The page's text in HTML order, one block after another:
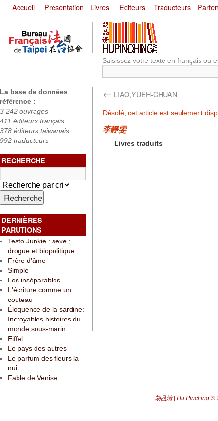
Accueil Présentation Livres Editeurs Traducteurs
Saisissez votre texte en français ou
La base de données
référence :
3 242 ouvrages
411 éditeurs français
378 éditeurs taiwanais
992 traducteurs
RECHERCHE
DERNIÈRES
PARUTIONS
Testo Junkie : sexe ;
drogue et biopolitique
Frère d’âme
Simple
Les inséparables
L'écriture comme un
couteau
Éloquence de la sardine:
Incroyables histoires du
monde sous-marin
Eiffel
Le pays des autres
Le parfum des fleurs la
nuit
Fable de Venise
← LIAO,YUEH-CHUAN
Désolé, cet article est seulement
李靜雯
Livres traduits
胡品清 | Hu Pinching©